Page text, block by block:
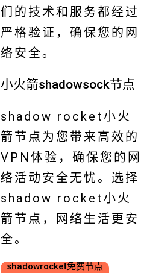
们的技术和服务都经过
严格验证，确保您的网
络安全。
小火箭shadowsock节点
shadow rocket小火
箭节点为您带来高效的
VPN体验，确保您的网
络活动安全无忧。选择
shadow rocket小火
箭节点，网络生活更安
全。
shadowrocket免费节点